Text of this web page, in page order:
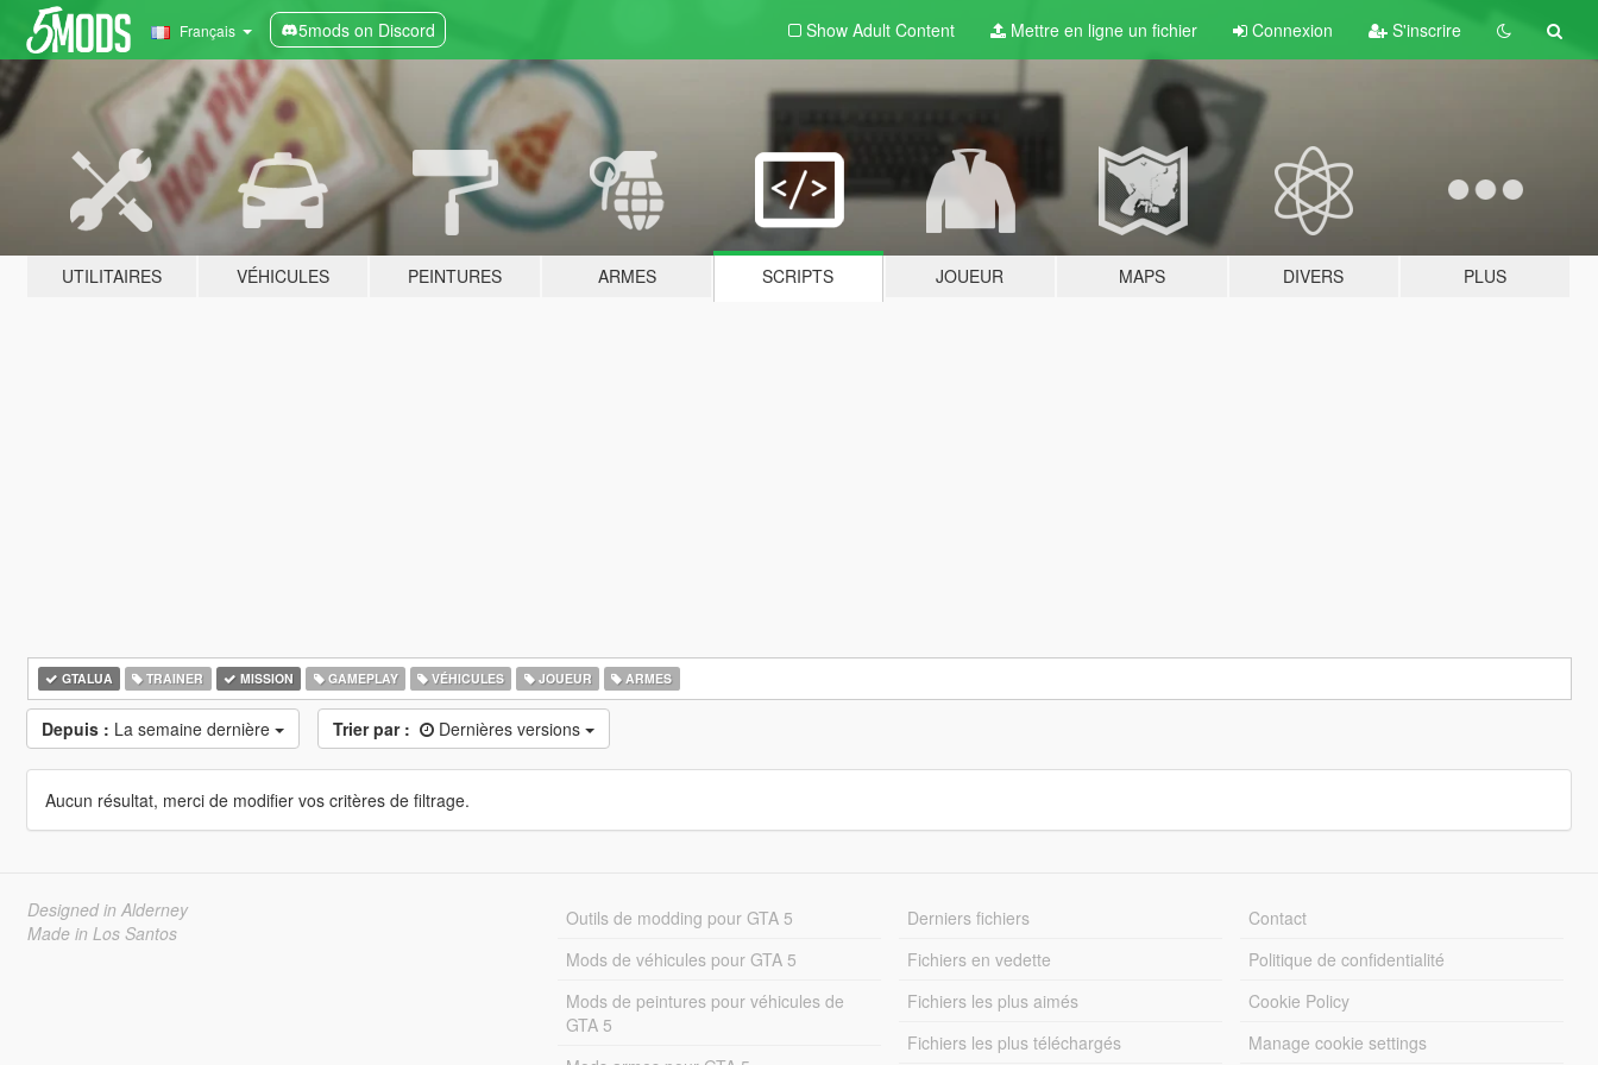
Français 5mods on Discord Show Adult Content Mettre en ligne un fichier Connexion S'inscrire
UTILITAIRES VÉHICULES PEINTURES ARMES SCRIPTS JOUEUR MAPS DIVERS PLUS
GTALUA TRAINER MISSION GAMEPLAY VÉHICULES JOUEUR ARMES
Depuis : La semaine dernière Trier par : Dernières versions
Aucun résultat, merci de modifier vos critères de filtrage.
Designed in Alderney
Made in Los Santos
Outils de modding pour GTA 5
Mods de véhicules pour GTA 5
Mods de peintures pour véhicules de
GTA 5
Derniers fichiers
Fichiers en vedette
Fichiers les plus aimés
Fichiers les plus téléchargés
Contact
Politique de confidentialité
Cookie Policy
Manage cookie settings